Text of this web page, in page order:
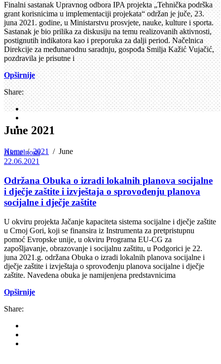
June 2021
Home/2021 / June
Finalni sastanak Upravnog odbora IPA projekta „Tehnička podrška
grant korisnicima u implementaciji projekata“ održan je juče, 23.
juna 2021. godine, u Ministarstvu prosvjete, nauke, kulture i sporta.
Sastanak je bio prilika za diskusiju na temu realizovanih aktivnosti,
postignutih indikatora kao i preporuka za dalji period. Načelnica
Direkcije za međunarodnu saradnju, gospođa Smilja Kažić Vujačić,
pozdravila je prisutne i
Opširnije
Share:
Aktuelnosti
22.06.2021
Održana Obuka o izradi lokalnih planova socijalne
i dječje zaštite i izvještaja o sprovođenju planova
socijalne i dječje zaštite
U okviru projekta Jačanje kapaciteta sistema socijalne i dječje zaštite
u Crnoj Gori, koji se finansira iz Instrumenta za pretpristupnu
pomoć Evropske unije, u okviru Programa EU-CG za
zapošljavanje, obrazovanje i socijalnu zaštitu, u Podgorici je 22.
juna 2021.g. održana Obuka o izradi lokalnih planova socijalne i
dječje zaštite i izvještaja o sprovođenju planova socijalne i dječje
zaštite. Navedena obuka je namijenjena predstavnicima
Opširnije
Share: